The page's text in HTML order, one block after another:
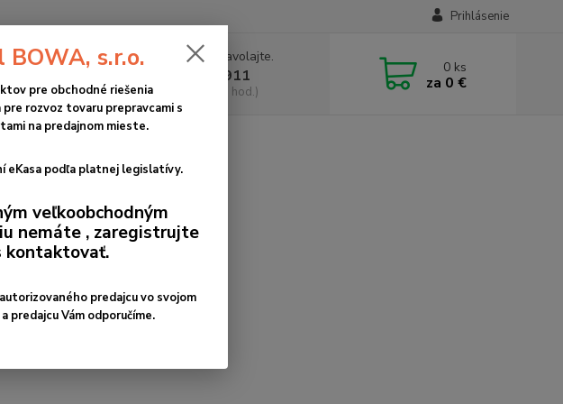
Prihlásenie
Neviete si rady? Zavolajte.
+421 2 2090 6911
(Po-Pia, 8:30-17:00 hod.)
0 ks
za 0 €
s.r.o.
pre obchodné riešenia
rozvoz tovaru prepravcami s
na predajnom mieste.
eKasa podľa platnej legislatívy.
veľkoobchodným
nemáte , zaregistrujte
kontaktovať.
predajcu vo svojom
predajcu Vám odporučíme.